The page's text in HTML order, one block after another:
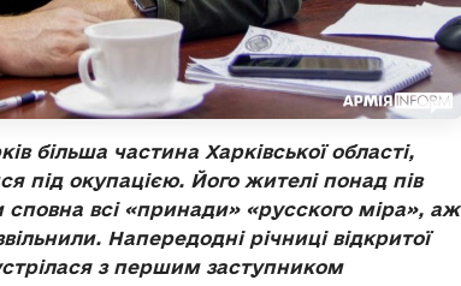
більша частина Харківської області,
під окупацією. Його жителі понад пів
сповна всі «принади» «русского міра», аж
Напередодні річниці відкритої
з першим заступником